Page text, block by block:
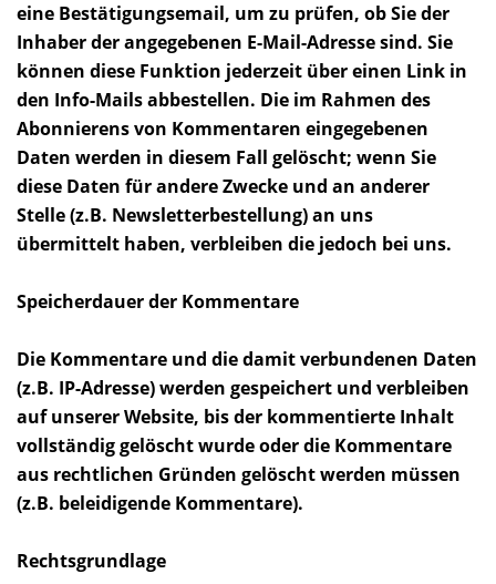
eine Bestätigungsemail, um zu prüfen, ob Sie der
Inhaber der angegebenen E-Mail-Adresse sind. Sie
können diese Funktion jederzeit über einen Link in
den Info-Mails abbestellen. Die im Rahmen des
Abonnierens von Kommentaren eingegebenen
Daten werden in diesem Fall gelöscht; wenn Sie
diese Daten für andere Zwecke und an anderer
Stelle (z.B. Newsletterbestellung) an uns
übermittelt haben, verbleiben die jedoch bei uns.
Speicherdauer der Kommentare
Die Kommentare und die damit verbundenen Daten
(z.B. IP-Adresse) werden gespeichert und verbleiben
auf unserer Website, bis der kommentierte Inhalt
vollständig gelöscht wurde oder die Kommentare
aus rechtlichen Gründen gelöscht werden müssen
(z.B. beleidigende Kommentare).
Rechtsgrundlage